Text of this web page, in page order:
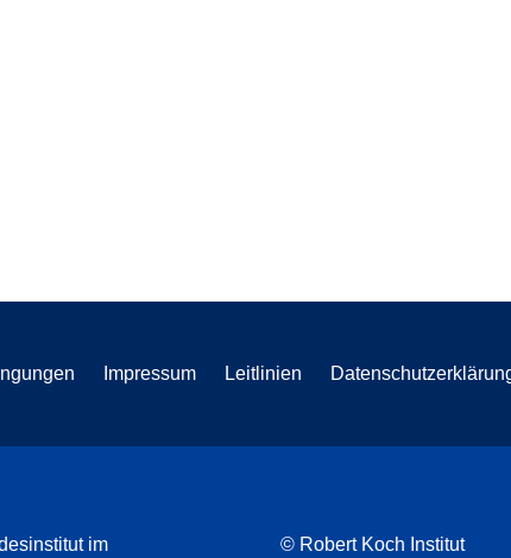
Impressum Leitlinien
im © Robert Koch Institut